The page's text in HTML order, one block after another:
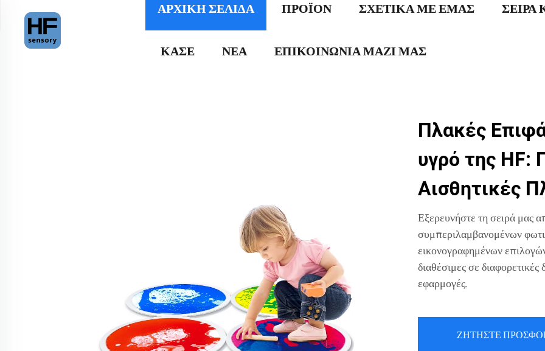
ΑΡΧΙΚΉ ΣΕΛΊΔΑ ΠΡΟΪΟΝ ΣΧΕΤΙΚΑ ΜΕ ΕΜΑΣ
ΚΑΣΕ ΝΕΑ ΕΠΙΚΟΙΝΩΝΙΑ ΜΑΖΙ ΜΑΣ
Πλακές
υγρό της HF:
Αισθητικές
Εξερευνήστε τη σειρά μας
συμπεριλαμβανομένων
εικονογραφημένων
διαθέσιμες σε
εφαρμογές.
ΖΗΤΗΣΤΕ